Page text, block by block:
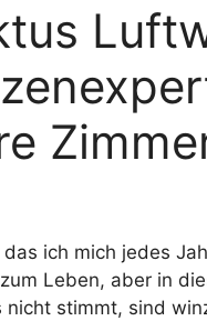
ich mich jedes
Leben, aber in
stimmt, sind